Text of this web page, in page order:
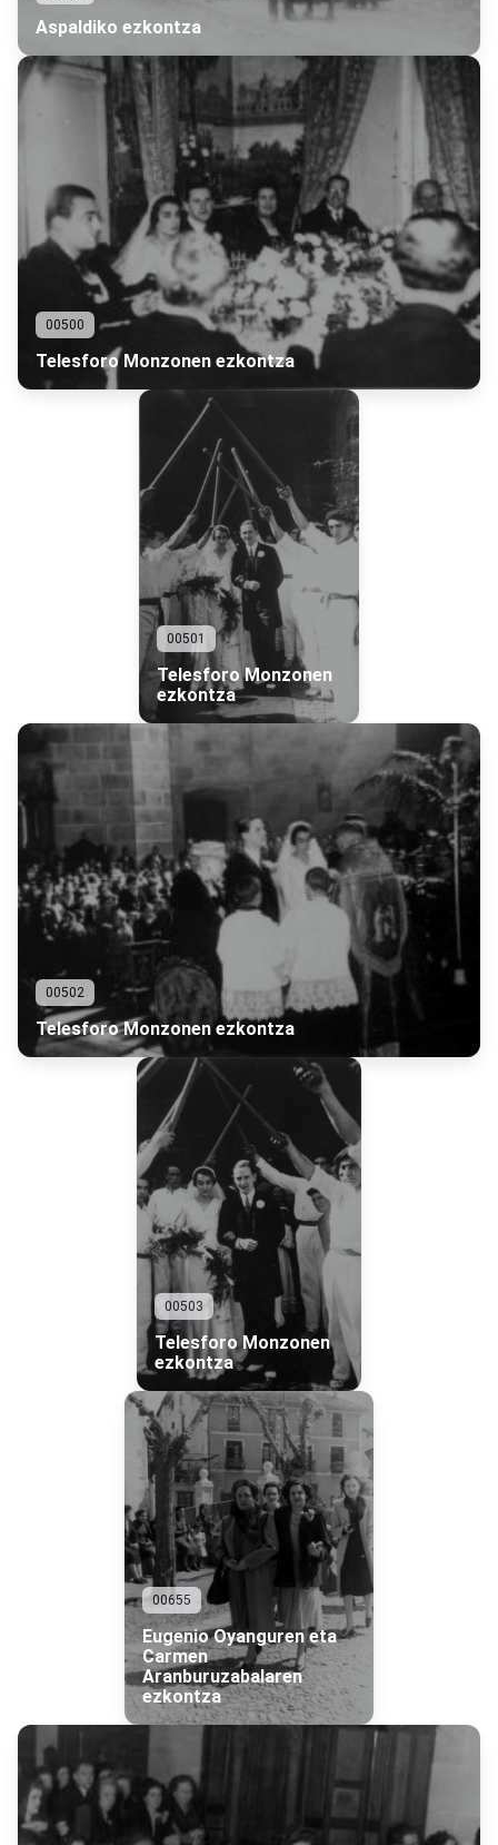
Aspaldiko ezkontza
00500
Telesforo Monzonen ezkontza
00501
Telesforo Monzonen
ezkontza
00502
Telesforo Monzonen ezkontza
00503
Telesforo Monzonen
ezkontza
00655
Eugenio Oyanguren eta
Carmen
Aranburuzabalaren
ezkontza